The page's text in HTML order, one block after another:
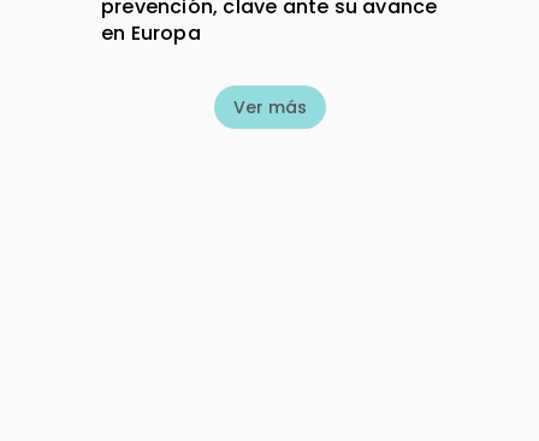
prevención, clave ante su avance
en Europa
Ver más